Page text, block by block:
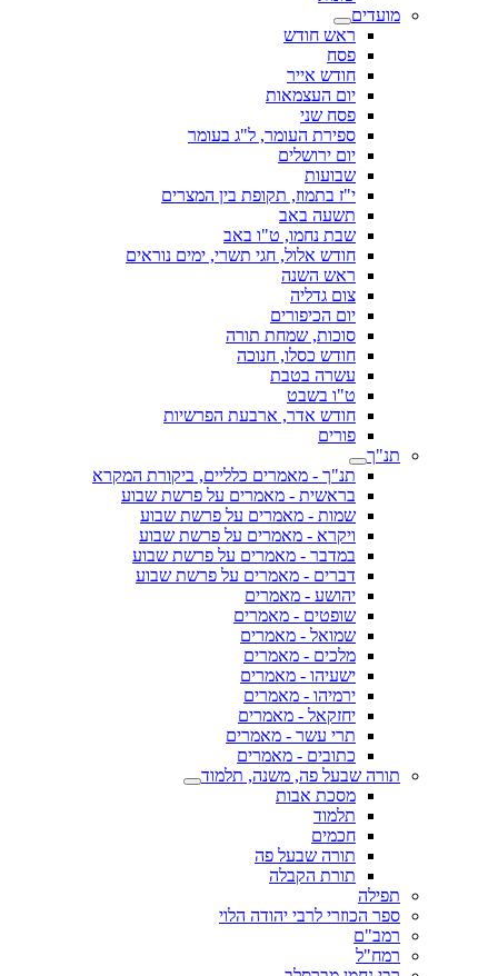
מועדים
ראש חודש
פסח
חודש אייר
יום העצמאות
פסח שני
ספירת העומר, ל"ג בעומר
יום ירושלים
שבועות
י"ז בתמוז, תקופת בין המצרים
תשעה באב
שבת נחמו, ט"ו באב
חודש אלול, חגי תשרי, ימים נוראים
ראש השנה
צום גדליה
יום הכיפורים
סוכות, שמחת תורה
חודש כסלו, חנוכה
עשרה בטבת
ט"ו בשבט
חודש אדר, ארבעת הפרשיות
פורים
תנ"ך
תנ"ך - מאמרים כלליים, ביקורת המקרא
בראשית - מאמרים על פרשת שבוע
שמות - מאמרים על פרשת שבוע
ויקרא - מאמרים על פרשת שבוע
במדבר - מאמרים על פרשת שבוע
דברים - מאמרים על פרשת שבוע
יהושע - מאמרים
שופטים - מאמרים
שמואל - מאמרים
מלכים - מאמרים
ישעיהו - מאמרים
ירמיהו - מאמרים
יחזקאל - מאמרים
תרי עשר - מאמרים
כתובים - מאמרים
תורה שבעל פה, משנה, תלמוד
מסכת אבות
תלמוד
חכמים
תורה שבעל פה
תורת הקבלה
תפילה
ספר הכוזרי לרבי יהודה הלוי
רמב"ם
רמח"ל